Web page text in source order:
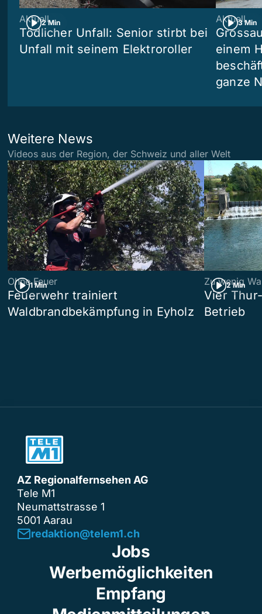
2 Min
Aktuell
Tödlicher Unfall: Senior stirbt bei
Unfall mit seinem Elektroroller
3 Min
Aktuell
einem
ganze
Weitere News
Videos aus der Region, der Schweiz und aller Welt
1 Min
Ohne Feuer
Feuerwehr trainiert
Waldbrandbekämpfung in Eyholz
2 Min
Zu wenig
Vier
Betrieb
AZ Regionalfernsehen AG
Tele M1
Neumattstrasse 1
5001 Aarau
redaktion@telem1.ch
Jobs
Werbemöglichkeiten
Empfang